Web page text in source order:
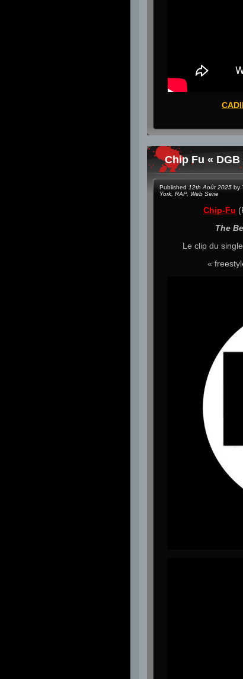
Chip Fu «
Published 12th Août 2025 by
York RAP, Web Serie
Chip-Fu
The
Le clip du single
«